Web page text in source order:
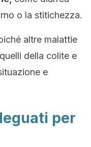
o la stitichezza.
altre malattie
della colite e
e
per